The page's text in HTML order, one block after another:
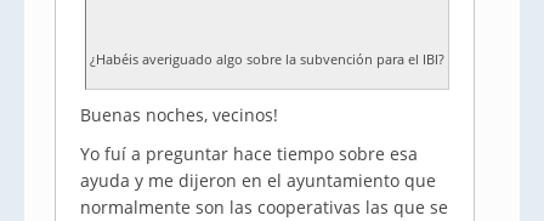
¿Habéis averiguado algo sobre la subvención para el IBI?
Buenas noches, vecinos!
Yo fuí a preguntar hace tiempo sobre esa
ayuda y me dijeron en el ayuntamiento que
normalmente son las cooperativas las que se